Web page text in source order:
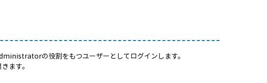
の役割をもつユーザーとしてログインします。
ます。